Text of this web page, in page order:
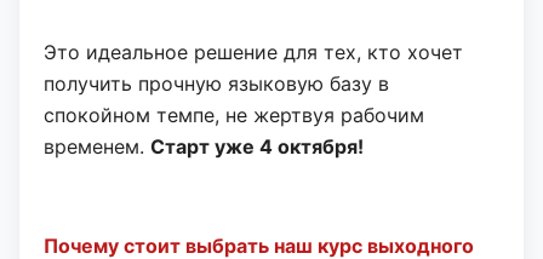
Это идеальное решение для тех, кто хочет
получить прочную языковую базу в
спокойном темпе, не жертвуя рабочим
временем. Старт уже 4 октября!
Почему стоит выбрать наш курс выходного